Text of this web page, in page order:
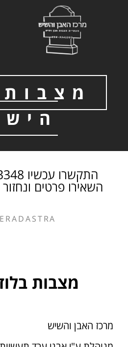
השאירו פרטים
מצבות
מרכז האבן והשיש